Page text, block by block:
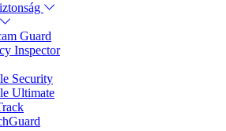
Guard
Inspector
Security
Ultimate